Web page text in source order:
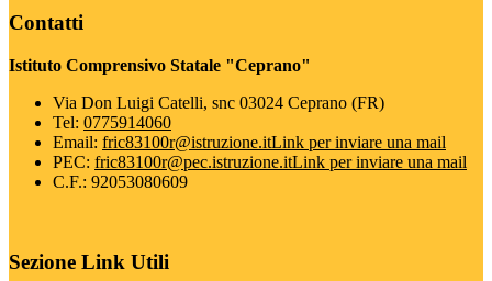
Contatti
Istituto Comprensivo Statale "Ceprano"
Via Don Luigi Catelli, snc 03024 Ceprano (FR)
Tel: 0775914060
Email: fric83100r@istruzione.itLink per inviare una mail
PEC: fric83100r@pec.istruzione.itLink per inviare una mail
C.F.: 92053080609
Sezione Link Utili